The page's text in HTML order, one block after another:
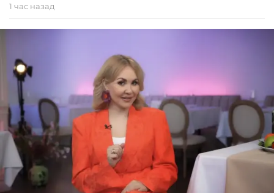
1 час назад